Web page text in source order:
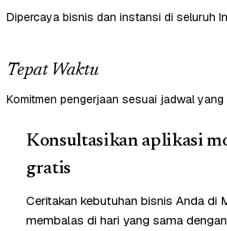
Dipercaya bisnis dan instansi di seluruh
Tepat Waktu
Komitmen pengerjaan sesuai jadwal yang
Konsultasikan aplikasi
gratis
Ceritakan kebutuhan bisnis Anda di
membalas di hari yang sama